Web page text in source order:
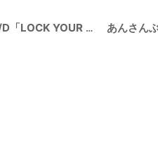
あんさんぶるスターズ！！あんスタ MODE/D「LOCK YOUR GAZE」衣更真緒 月永レオ 巴日和 守沢千秋 コスプレ衣装